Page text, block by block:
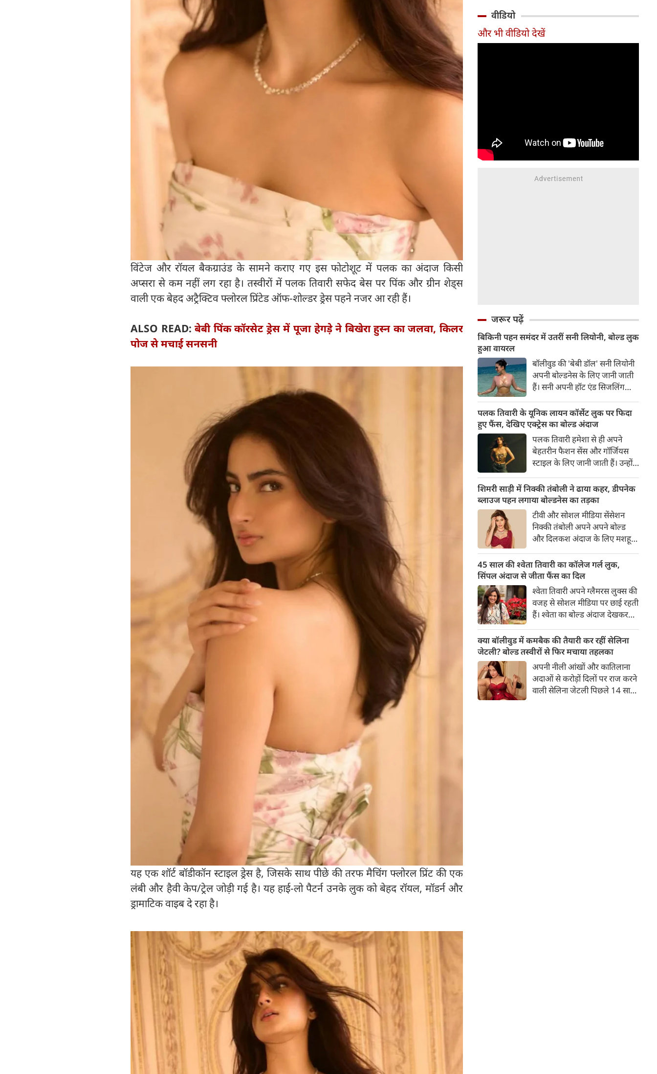
विंटेज और रॉयल बैकग्राउंड के सामने कराए गए इस फोटोशूट में पलक का अंदाज किसी
अप्सरा से कम नहीं लग रहा है। तस्वीरों में पलक तिवारी सफेद बेस पर पिंक और ग्रीन शेड्स
वाली एक बेहद अट्रैक्टिव फ्लोरल प्रिंटेड ऑफ-शोल्डर ड्रेस पहने नजर आ रही हैं।
ALSO READ:बेबी पिंक कॉरसेट ड्रेस में पूजा हेगड़े ने बिखेरा हुस्न का जलवा, किलर
पोज से मचाई सनसनी
यह एक शॉर्ट बॉडीकॉन स्टाइल ड्रेस है, जिसके साथ पीछे की तरफ मैचिंग फ्लोरल प्रिंट की एक
लंबी और हैवी केप/ट्रेल जोड़ी गई है। यह हाई-लो पैटर्न उनके लुक को बेहद रॉयल, मॉडर्न और
ड्रामाटिक वाइब दे रहा है।
को 'कैट मॉम' कहती हैं।
कांस्टेबल गणेश रायते के रूप में हुई
है। वह मुंबई पुलिस की लोकल आर्म्स
वीडियो
और भी वीडियो देखें
जरूर पढ़ें
बिकिनी पहन समंदर में उतरीं सनी लियोनी, बोल्ड लुक
हुआ वायरल
बॉलीवुड की 'बेबी डॉल' सनी लियोनी
अपनी बोल्डनेस के लिए जानी जाती
हैं। सनी अपनी हॉट एंड सिजलिंग
रहती हैं। फैंस सनी लियोनी की तस्वीरों
का बेसब्री से इंतजार करते हैं। इस बार
सनी लियोनी ने मालदीव वेकेशन से
अपनी कुछ बोल्ड तस्वीरें शेयर की है।
पलक तिवारी के यूनिक लायन कॉर्सेट लुक पर फिदा
हुए फैंस, देखिए एक्ट्रेस का बोल्ड अंदाज
पलक तिवारी हमेशा से ही अपने
बेहतरीन फैशन सेंस और गॉर्जियस
स्टाइल के लिए जानी जाती हैं। उन्होंने
फिर फैंस का दिल जीत लिया है।
पलक ने एक बेहद यूनीक और
स्टाइलिश गोल्डन कॉर्सेट टॉप में
अपनी कुछ तस्वीरें शेयर की है।
शिमरी साड़ी में निक्की तंबोली ने ढाया कहर, डीपनेक
ब्लाउज पहन लगाया बोल्डनेस का तड़का
टीवी और सोशल मीडिया सेंसेशन
निक्की तंबोली अपने अपने बोल्ड
और दिलकश अंदाज के लिए मशहूर
इंटरनेट पर तहलका मचाती रहती हैं।
इस बार निक्की ने मरून कलर की
साड़ी में अपनी कुछ सुपर सिजलिंग
तस्वीरें शेयर की है। खूबसूरत शिमरी
साड़ी में निक्की की अदाएं देखने
लायक है।
45 साल की श्वेता तिवारी का कॉलेज गर्ल लुक,
सिंपल अंदाज से जीता फैंस का दिल
श्वेता तिवारी अपने ग्लैमरस लुक्स की
वजह से सोशल मीडिया पर छाई रहती
हैं। श्वेता का बोल्ड अंदाज देखकर
बच्चों की मां हैं। 45 साल की श्वेता
तिवारी की तस्वीरों पर फैंस जमकर
प्यार लुटाते हैं। इस बार श्वेता तिवारी
ने वेकेशन से अपनी कुछ तस्वीरें शेयर
की है।
क्या बॉलीवुड में कमबैक की तैयारी कर रहीं सेलिना
जेटली? बोल्ड तस्वीरों से फिर मचाया तहलका
अपनी नीली आंखों और कातिलाना
अदाओं से करोड़ों दिलों पर राज करने
वाली सेलिना जेटली पिछले 14 साल